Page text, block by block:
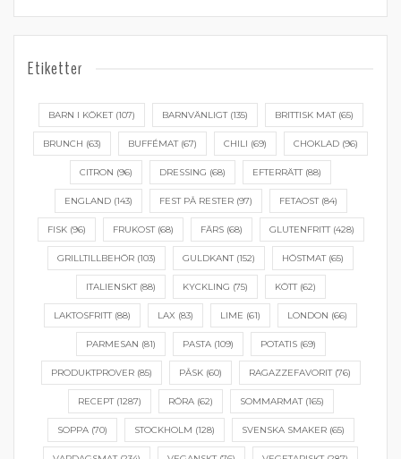
Etiketter
BARN I KÖKET(107) BARNVÄNLIGT(135) BRITTISK MAT(65)
BRUNCH (63) BUFFÉMAT(67) CHILI (69) CHOKLAD (96)
CITRON (96) DRESSING (68) EFTERRÄTT(88)
ENGLAND(143) FEST PÅ RESTER(97) FETAOST(84)
FISK(96) FRUKOST(68) FÄRS(68) GLUTENFRITT(428)
GRILLTILLBEHÖR (103) GULDKANT(152) HÖSTMAT(65)
ITALIENSKT(88) KYCKLING (75) KÖTT(62)
LAKTOSFRITT(88) LAX (83) LIME (61) LONDON (66)
PARMESAN (81) PASTA(109) POTATIS(69)
PRODUKTPROVER(85) PÅSK(60) RAGAZZEFAVORIT(76)
RECEPT(1287) RÖRA(62) SOMMARMAT(165)
SOPPA(70) STOCKHOLM (128) SVENSKA SMAKER(65)